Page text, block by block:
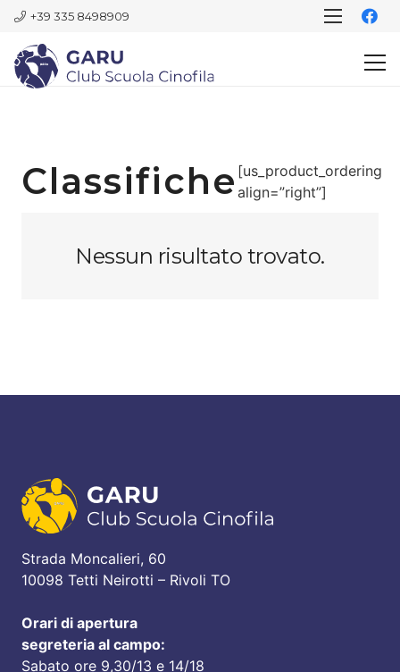
+39 335 8498909
Classifiche [us_product_ordering
align=”right”]
Nessun risultato trovato.
Strada Moncalieri, 60
10098 Tetti Neirotti – Rivoli TO
Orari di apertura
segreteria al campo:
Sabato ore 9,30/13 e 14/18